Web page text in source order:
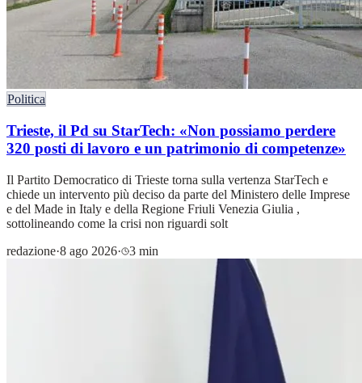
Politica
Trieste, il Pd su StarTech: «Non possiamo perdere
320 posti di lavoro e un patrimonio di competenze»
Il Partito Democratico di Trieste torna sulla vertenza StarTech e
chiede un intervento più deciso da parte del Ministero delle Imprese
e del Made in Italy e della Regione Friuli Venezia Giulia ,
sottolineando come la crisi non riguardi solt
redazione·8 ago 2026· 3 min